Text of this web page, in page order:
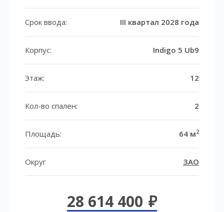
Срок ввода: III квартал 2028 года
Корпус: Indigo 5 Ub9
Этаж: 12
Кол-во спален: 2
Площадь: 64 м2
Округ ЗАО
28 614 400